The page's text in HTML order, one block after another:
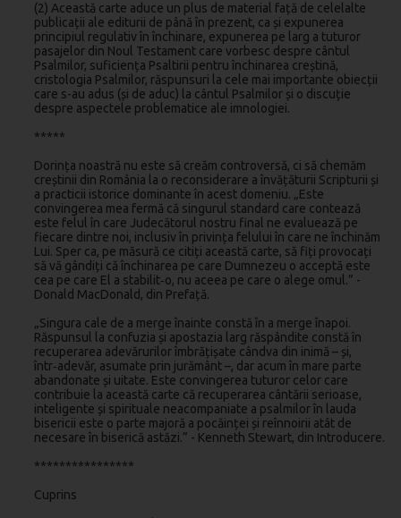
(2) Această carte aduce un plus de material față de celelalte
publicații ale editurii de până în prezent, ca și expunerea
principiul regulativ în închinare, expunerea pe larg a tuturor
pasajelor din Noul Testament care vorbesc despre cântul
Psalmilor, suficiența Psaltirii pentru închinarea creștină,
cristologia Psalmilor, răspunsuri la cele mai importante obiecții
care s-au adus (și de aduc) la cântul Psalmilor și o discuție
despre aspectele problematice ale imnologiei.
*****
Dorința noastră nu este să creăm controversă, ci să chemăm
creștinii din România la o reconsiderare a învățăturii Scripturii și
a practicii istorice dominante în acest domeniu. „Este
convingerea mea fermă că singurul standard care contează
este felul în care Judecătorul nostru final ne evaluează pe
fiecare dintre noi, inclusiv în privința felului în care ne închinăm
Lui. Sper ca, pe măsură ce citiți această carte, să fiți provocați
să vă gândiți că închinarea pe care Dumnezeu o acceptă este
cea pe care El a stabilit‑o, nu aceea pe care o alege omul.” -
Donald MacDonald, din Prefață.
„Singura cale de a merge înainte constă în a merge înapoi.
Răspunsul la confuzia și apostazia larg răspândite constă în
recuperarea adevărurilor îmbrățișate cândva din inimă – și,
într‑adevăr, asumate prin jurământ –, dar acum în mare parte
abandonate și uitate. Este convingerea tuturor celor care
contribuie la această carte că recuperarea cântării serioase,
inteligente și spirituale neacompaniate a psalmilor în lauda
bisericii este o parte majoră a pocăinței și reînnoirii atât de
necesare în biserică astăzi.” - Kenneth Stewart, din Introducere.
****************
Cuprins